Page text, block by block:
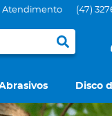
Atendimento (47)
Disco